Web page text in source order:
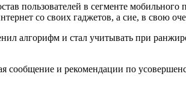
пользователей в сегменте
со своих гаджетов, а сие, в свою
алгорифм и стал учитывать при
сообщение и рекомендации по